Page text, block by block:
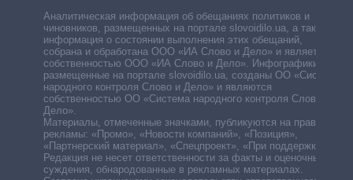
Аналитическая информация об обещаниях политиков и
чиновников, размещенных на портале slovoidilo.ua, а также
информация о состоянии выполнения этих обещаний,
собрана и обработана ООО «ИА Слово и Дело» и является
собственностью ООО «ИА Слово и Дело». Инфографики,
размещенные на портале slovoidilo.ua, созданы ОО «Система
народного контроля Слово и Дело» и являются
собственностью ОО «Система народного контроля Слово и
Дело».
Материалы, отмеченные значками, публикуются на правах
рекламы: «Промо», «Новости компаний», «Позиция»,
«Партнерский материал», «Спецпроект», «При поддержке».
Редакция не несет ответственности за факты и оценочные
суждения, обнародованные в рекламных материалах.